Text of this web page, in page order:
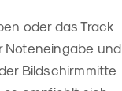
oder das Track
Noteneingabe und
Bildschirmmitte